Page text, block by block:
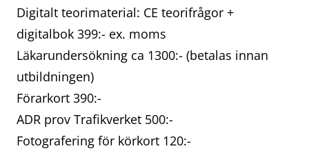
Digitalt teorimaterial: CE teorifrågor +
digitalbok 399:- ex. moms
Läkarundersökning ca 1300:- (betalas innan
utbildningen)
Förarkort 390:-
ADR prov Trafikverket 500:-
Fotografering för körkort 120:-